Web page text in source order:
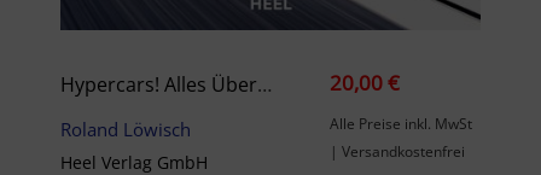
Hypercars! Alles Über 1.000 PS
Roland Löwisch
Heel Verlag GmbH
20,00 €
Alle Preise inkl. MwSt
| Versandkostenfrei